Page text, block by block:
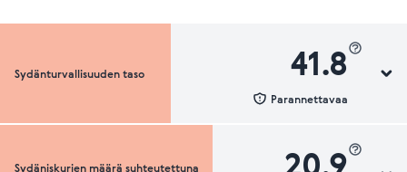
Sydänturvallisuuden taso 41.8
Parannettavaa
Sydäniskurien määrä suhteutettuna